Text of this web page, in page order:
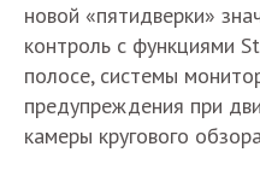
новой «пятидверки»
контроль с функциями
полосе, системы
предупреждения при
камеры кругового